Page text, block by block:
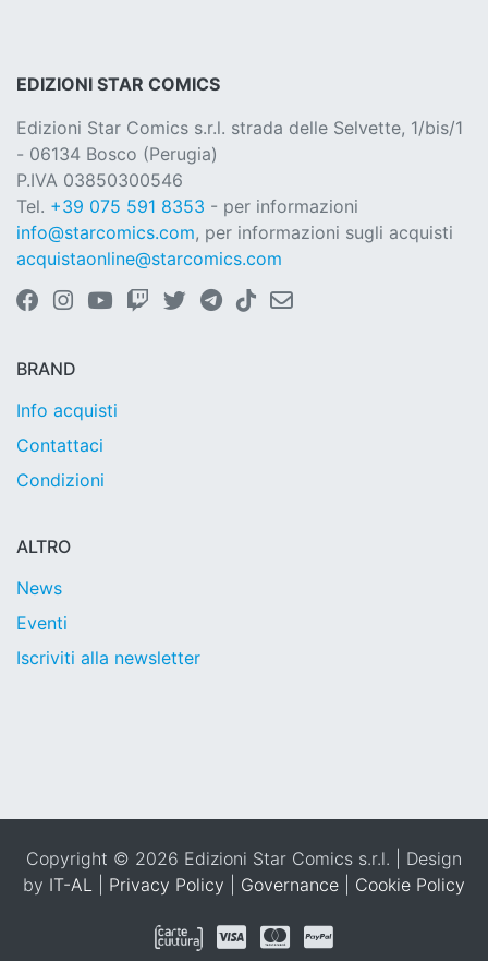
EDIZIONI STAR COMICS
Edizioni Star Comics s.r.l. strada delle Selvette, 1/bis/1
- 06134 Bosco (Perugia)
P.IVA 03850300546
Tel. +39 075 591 8353 - per informazioni
info@starcomics.com, per informazioni sugli acquisti
acquistaonline@starcomics.com
BRAND
Info acquisti
Contattaci
Condizioni
ALTRO
News
Eventi
Iscriviti alla newsletter
Copyright © 2026 Edizioni Star Comics s.r.l. | Design
by IT-AL Privacy Policy Governance Cookie Policy